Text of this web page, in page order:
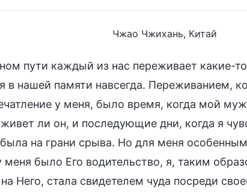
Чжао Чжихань, Китай
пути каждый из нас переживает какие-
в нашей памяти навсегда. Переживанием,
у меня, было время, когда мой муж
ли он, и последующие дни, когда я
на грани срыва. Но для меня
меня было Его водительство, я, таким
на Него, стала свидетелем чуда посреди